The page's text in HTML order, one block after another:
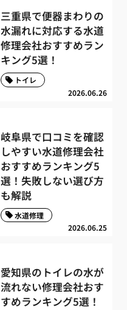
三重県で便器まわりの
水漏れに対応する水道
修理会社おすすめラン
キング5選！
2026.06.26
トイレ
岐阜県で口コミを確認
しやすい水道修理会社
おすすめランキング5
選！失敗しない選び方
も解説
2026.06.25
水道修理
愛知県のトイレの水が
流れない修理会社おす
すめランキング5選！